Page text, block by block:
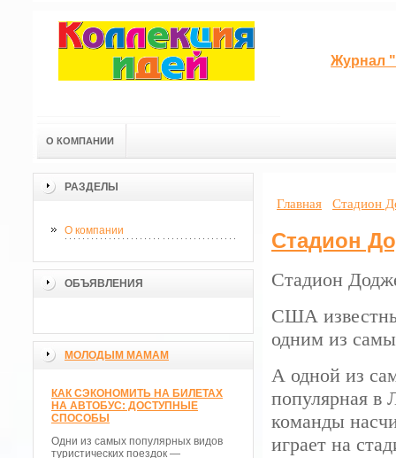
Журнал
О КОМПАНИИ
РАЗДЕЛЫ
О компании
ОБЪЯВЛЕНИЯ
МОЛОДЫМ МАМАМ
КАК СЭКОНОМИТЬ НА БИЛЕТАХ
НА АВТОБУС: ДОСТУПНЫЕ
СПОСОБЫ
Одни из самых популярных видов
туристических поездок —
Главная Стадион
Стадион
Стадион
США
одним из
А одной из
популярная в
команды
играет на